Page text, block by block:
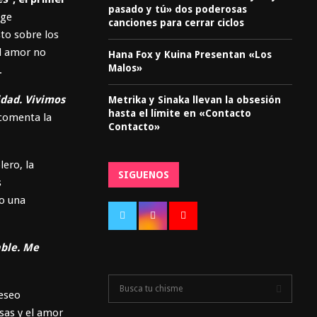
sobre los
amor no
Vivimos
la
la
una
Me
y el amor
pasado y tú» dos poderosas
canciones para cerrar ciclos
Hana Fox y Kuina Presentan «Los
Malos»
Metrika y Sinaka llevan la obsesión
hasta el límite en «Contacto
Contacto»
SIGUENOS